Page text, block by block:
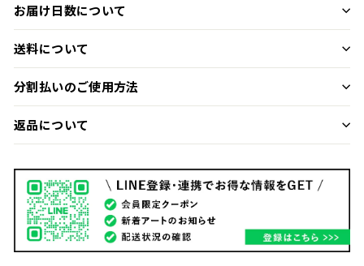
お届け日数について
送料について
分割払いのご使用方法
返品について